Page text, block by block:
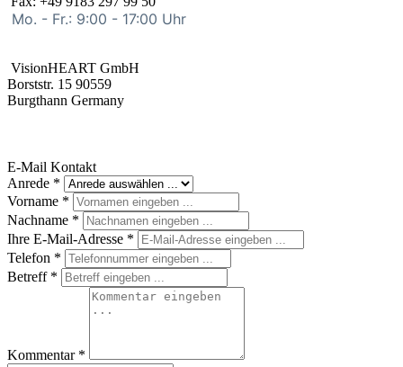
Mo. - Fr.: 9:00 - 17:00 Uhr
VisionHEART GmbH
Borststr. 15 90559
Burgthann Germany
E-Mail Kontakt
Anrede *
Vorname *
Nachname *
Ihre E-Mail-Adresse *
Telefon *
Betreff *
Kommentar *